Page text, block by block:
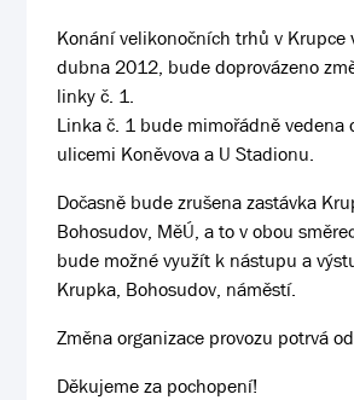
Konání velikonočních trhů v Krupce
dubna 2012, bude doprovázeno
linky č. 1.
Linka č. 1 bude mimořádně vedena
ulicemi Koněvova a U Stadionu.
Dočasně bude zrušena zastávka
Bohosudov, MěÚ, a to v obou
bude možné využít k nástupu a
Krupka, Bohosudov, náměstí.
Změna organizace provozu potrvá
Děkujeme za pochopení!